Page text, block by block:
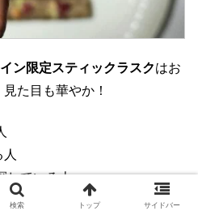
ン限定スティックラスクはお
た目も華やか！
している人
ーツが好きな人
検索 トップ サイドバー